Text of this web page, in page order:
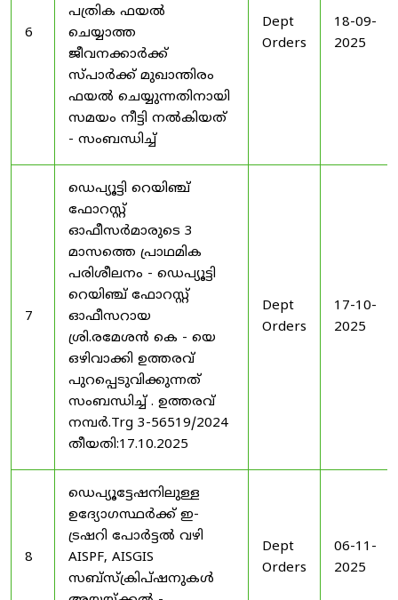
6
പത്രിക ഫയൽ
ചെയ്യാത്ത
ജീവനക്കാർക്ക്
സ്പാർക്ക് മുഖാന്തിരം
ഫയൽ ചെയ്യുന്നതിനായി
സമയം നീട്ടി നൽകിയത്
- സംബന്ധിച്ച്
Dept
Orders
18-09-
2025
7
ഡെപ്യൂട്ടി റെയിഞ്ച്
ഫോറസ്റ്റ്
ഓഫീസർമാരുടെ 3
മാസത്തെ പ്രാഥമിക
പരിശീലനം - ഡെപ്യൂട്ടി
റെയിഞ്ച് ഫോറസ്റ്റ്
ഓഫീസറായ
ശ്രി.രമേശൻ കെ - യെ
ഒഴിവാക്കി ഉത്തരവ്
പുറപ്പെടുവിക്കുന്നത്
സംബന്ധിച്ച് . ഉത്തരവ്
നമ്പർ.Trg 3-56519/2024
തീയതി:17.10.2025
Dept
Orders
17-10-
2025
8
ഡെപ്യൂട്ടേഷനിലുള്ള
ഉദ്യോഗസ്ഥർക്ക് ഇ-
ട്രഷറി പോർട്ടൽ വഴി
AISPF, AISGIS
സബ്‌സ്‌ക്രിപ്‌ഷനുകൾ
Dept
Orders
06-11-
2025